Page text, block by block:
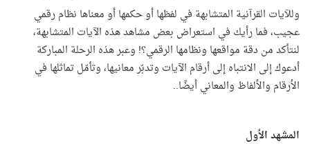
وللآيات القرآنية المتشابهة في لفظها أو حكمها أو معناها نظام رقمي
عجيب، فما رأيك في استعراض بعض مشاهد هذه الآيات المتشابهة،
لنتأكد من دقة مواقعها ونظامها الرقمي؟! وعبر هذه الرحلة المباركة
أدعوك إلى الانتباه إلى أرقام الآيات وتدبّر معانيها، وتأمّل تماثلها في
الأرقام والألفاظ والمعاني أيضًا..
المشهد الأول